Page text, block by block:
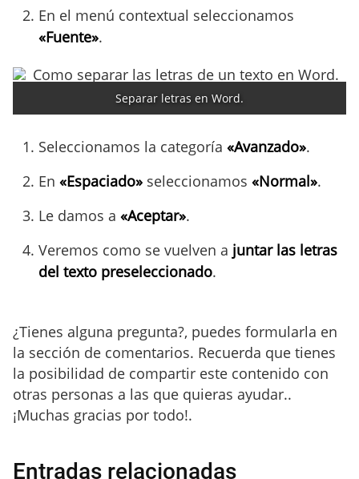
En el menú contextual seleccionamos
«Fuente».
Separar letras en Word.
Seleccionamos la categoría «Avanzado».
En «Espaciado» seleccionamos «Normal».
Le damos a «Aceptar».
Veremos como se vuelven a juntar las letras
del texto preseleccionado.
¿Tienes alguna pregunta?, puedes formularla en
la sección de comentarios. Recuerda que tienes
la posibilidad de compartir este contenido con
otras personas a las que quieras ayudar..
¡Muchas gracias por todo!.
Entradas relacionadas